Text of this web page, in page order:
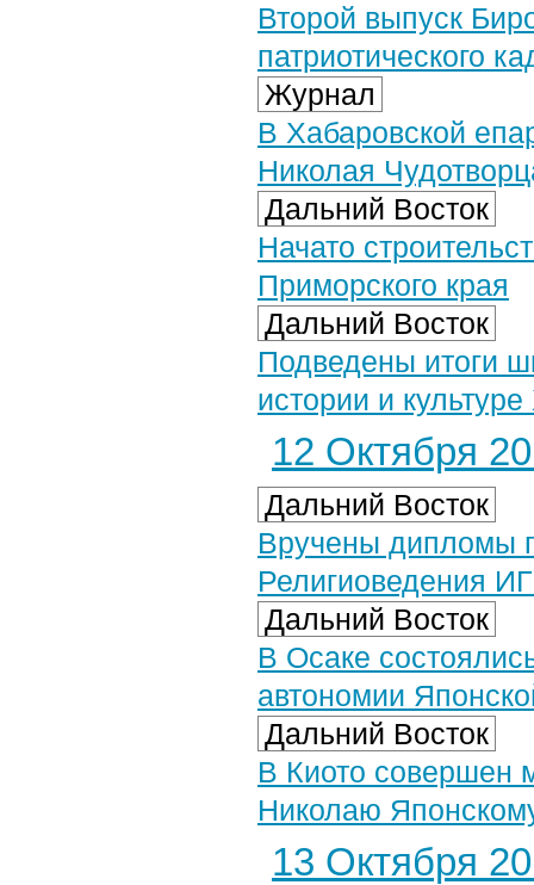
Второй выпуск
патриотического
Журнал
В Хабаровской
Николая
Дальний Восток
Начато
Приморского края
Дальний Восток
Подведены итоги
истории и
12 Октября
Дальний Восток
Вручены дипломы
Религиоведения
Дальний Восток
В Осаке
автономии
Дальний Восток
В Киото совершен
Николаю
13 Октября